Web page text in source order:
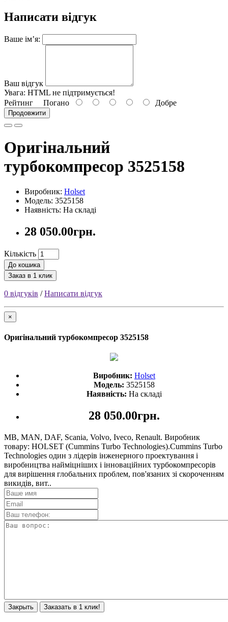
Написати відгук
Ваше ім’я:
Ваш відгук
Увага: HTML не підтримується!
Рейтинг Погано Добре
Продовжити
Оригінальний
турбокомпресор 3525158
Виробник: Holset
Модель: 3525158
Наявність: На складі
28 050.00грн.
Кількість
До кошика
Заказ в 1 клик
0 відгуків /Написати відгук
×
Оригінальний турбокомпресор 3525158
Виробник: Holset
Модель: 3525158
Наявність: На складі
28 050.00грн.
MB, MAN, DAF, Scania, Volvo, Iveco, Renault. Виробник
товару: HOLSET (Cummins Turbo Technologies).Cummins Turbo
Technologies один з лідерів інженерного проектування і
виробництва найміцніших і інноваційних турбокомпресорів
для вирішення глобальних проблем, пов'язаних зі скороченням
викидів, вит..
Закрыть Заказать в 1 клик!